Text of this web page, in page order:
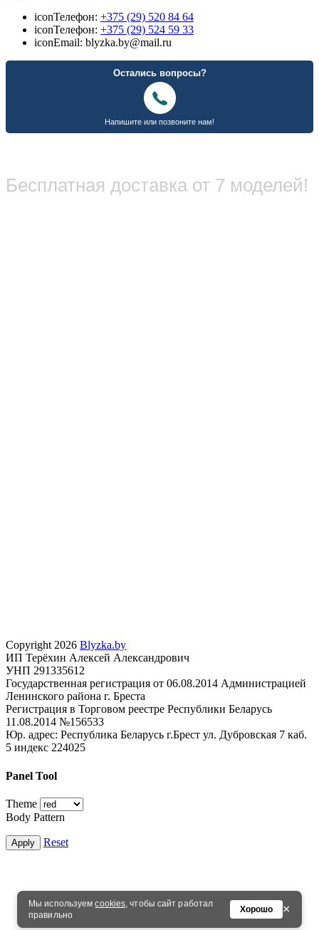
iconТелефон: +375 (29) 520 84 64
iconТелефон: +375 (29) 524 59 33
iconEmail: blyzka.by@mail.ru
Бесплатная доставка от 7 моделей!
Мы используемcookies, чтобы сайт работал
правильно
Хорошо ×
Copyright 2026 Blyzka.by
ИП Терёхин Алексей Александрович
УНП 291335612
Государственная регистрация от 06.08.2014 Администрацией
Ленинского района г. Бреста
Регистрация в Торговом реестре Республики Беларусь
11.08.2014 №156533
Юр. адрес: Республика Беларусь г.Брест ул. Дубровская 7 каб.
5 индекс 224025
Panel Tool
Theme
Body Pattern
Apply Reset